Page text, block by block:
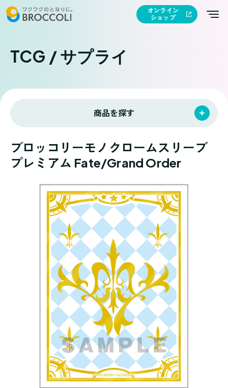
オンライン
ショップ
TCG / サプライ
商品を探す
ブロッコリーモノクロームスリーブ
プレミアム Fate/Grand Order